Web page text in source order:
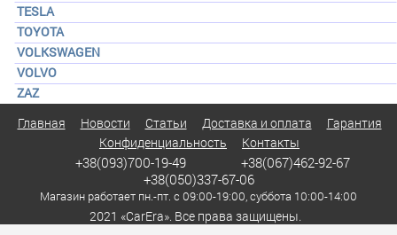
TESLA
TOYOTA
VOLKSWAGEN
VOLVO
ZAZ
Главная Новости Статьи Доставка и оплата
Гарантия
Конфиденциальность
Контакты
+38(093)700-19-49
+38(067)462-92-67
+38(050)337-67-06
Магазин работает пн.-пт. с 09:00-19:00, суббота 10:00-14:00
2021 «CarEra». Все права защищены.